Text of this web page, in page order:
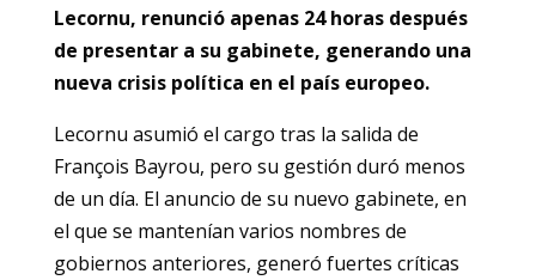
Lecornu, renunció apenas 24 horas después
de presentar a su gabinete, generando una
nueva crisis política en el país europeo.
Lecornu asumió el cargo tras la salida de
François Bayrou, pero su gestión duró menos
de un día. El anuncio de su nuevo gabinete, en
el que se mantenían varios nombres de
gobiernos anteriores, generó fuertes críticas